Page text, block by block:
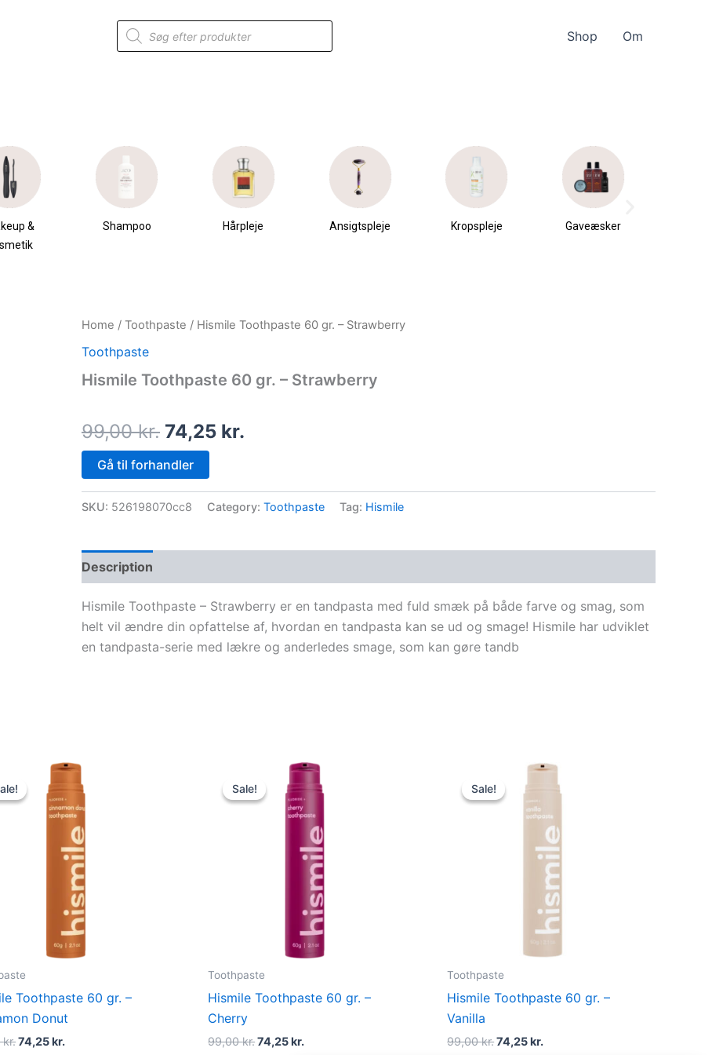
Products
search
Shop Om
&
Shampoo Hårpleje Ansigtspleje Kropspleje Gaveæsker
Home / Toothpaste / Hismile Toothpaste 60 gr. – Strawberry
Toothpaste
Hismile Toothpaste 60 gr. – Strawberry
99,00kr.
Original
was:
99,00 kr..
74,25 kr.
Current
is:
Gå til forhandler
SKU: 526198070cc8 Category: Toothpaste Tag: Hismile
Description
Hismile Toothpaste – Strawberry er en tandpasta med fuld smæk på både farve og smag, som
helt vil ændre din opfattelse af, hvordan en tandpasta kan se ud og smage! Hismile har udviklet
en tandpasta-serie med lækre og anderledes smage, som kan gøre tandb
Toothpaste 60 gr. –
Donut
kr.
Original
was:
99,00 kr..
74,25kr.
Current
price
is:
74,25 kr..
Sale!
Sale!
Toothpaste
Hismile Toothpaste 60 gr. –
Cherry
99,00kr.
Original
was:
99,00 kr..
74,25kr.
Current
price
is:
74,25 kr..
Sale!
Sale!
Toothpaste
Hismile Toothpaste 60 gr. –
Vanilla
99,00kr.
Original
was:
99,00 kr..
74,25kr.
Current
price